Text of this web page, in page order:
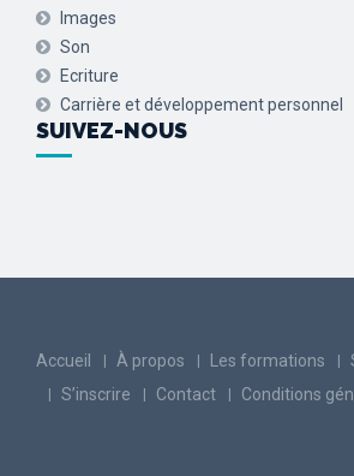
Images
Son
Ecriture
Carrière et développement personnel
SUIVEZ-NOUS
Accueil À propos Les formations
S’inscrire
Contact Conditions